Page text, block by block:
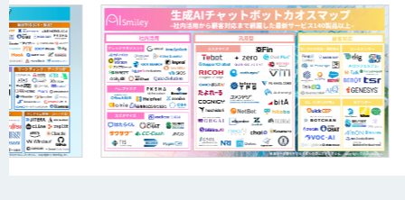
AIガイドライン策定コンサルティング
データ構造化ソリューション「DX-laei」